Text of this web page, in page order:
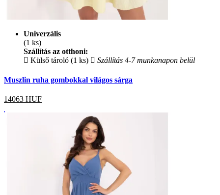
Univerzális
(1 ks)
Szállítás az otthoni:
Külső tároló (1 ks)
Szállítás 4-7 munkanapon belül
Muszlin ruha gombokkal világos sárga
14063 HUF